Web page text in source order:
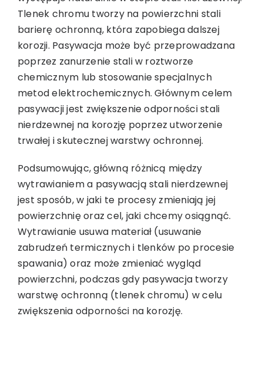
Tlenek chromu tworzy na powierzchni stali
barierę ochronną, która zapobiega dalszej
korozji. Pasywacja może być przeprowadzana
poprzez zanurzenie stali w roztworze
chemicznym lub stosowanie specjalnych
metod elektrochemicznych. Głównym celem
pasywacji jest zwiększenie odporności stali
nierdzewnej na korozję poprzez utworzenie
trwałej i skutecznej warstwy ochronnej.
Podsumowując, główną różnicą między
wytrawianiem a pasywacją stali nierdzewnej
jest sposób, w jaki te procesy zmieniają jej
powierzchnię oraz cel, jaki chcemy osiągnąć.
Wytrawianie usuwa materiał (usuwanie
zabrudzeń termicznych i tlenków po procesie
spawania) oraz może zmieniać wygląd
powierzchni, podczas gdy pasywacja tworzy
warstwę ochronną (tlenek chromu) w celu
zwiększenia odporności na korozję.